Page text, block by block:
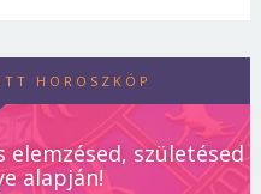
HOROSZKÓP
születésed
alapján!